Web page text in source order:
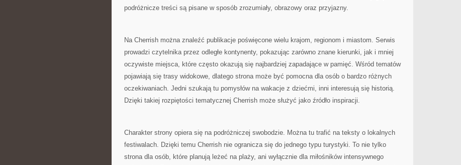
podróżnicze treści są pisane w sposób zrozumiały, obrazowy oraz przyjazny.
Na Cherrish można znaleźć publikacje poświęcone wielu krajom, regionom i miastom. Serwis
prowadzi czytelnika przez odległe kontynenty, pokazując zarówno znane kierunki, jak i mniej
oczywiste miejsca, które często okazują się najbardziej zapadające w pamięć. Wśród tematów
pojawiają się trasy widokowe, dlatego strona może być pomocna dla osób o bardzo różnych
oczekiwaniach. Jedni szukają tu pomysłów na wakacje z dziećmi, inni interesują się historią.
Dzięki takiej rozpiętości tematycznej Cherrish może służyć jako źródło inspiracji.
Charakter strony opiera się na podróżniczej swobodzie. Można tu trafić na teksty o lokalnych
festiwalach. Dzięki temu Cherrish nie ogranicza się do jednego typu turystyki. To nie tylko
strona dla osób, które planują leżeć na plaży, ani wyłącznie dla miłośników intensywnego